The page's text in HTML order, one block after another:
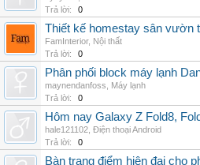
Trả lời:
0
Thiết kế homestay sân vườn
FamInterior, Nội thất
Trả lời:
0
Phân phối block máy lạnh
maynendanfoss
Máy lạnh
Trả lời:
0
Hôm nay Galaxy Z Fold8,
hale121102 Điện thoại Android
Trả lời:
0
Bàn trang điểm hiện đại cho